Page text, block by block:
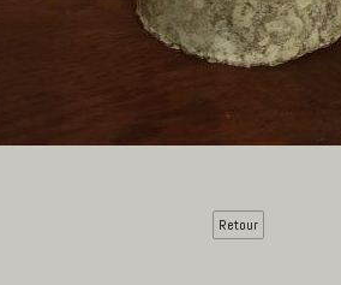
Retour